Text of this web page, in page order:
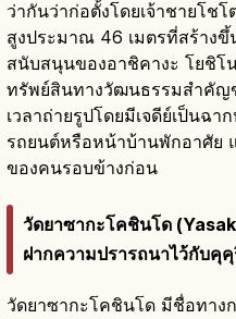
ว่ากันว่าก่อตั้งโดยเจ้าชายโช
สูงประมาณ 46 เมตรที่สร้าง
สนับสนุนของอาชิคางะ โยชิโ
ทรัพย์สินทางวัฒนธรรมสำคัญ
เวลาถ่ายรูปโดยมีเจดีย์เป็นฉ
รถยนต์หรือหน้าบ้านพักอาศัย
ของคนรอบข้างก่อน
วัดยาซากะโคชินโด
ฝากความปรารถนาไว้กับคุ
วัดยาซากะโคชินโด มีชื่อทาง